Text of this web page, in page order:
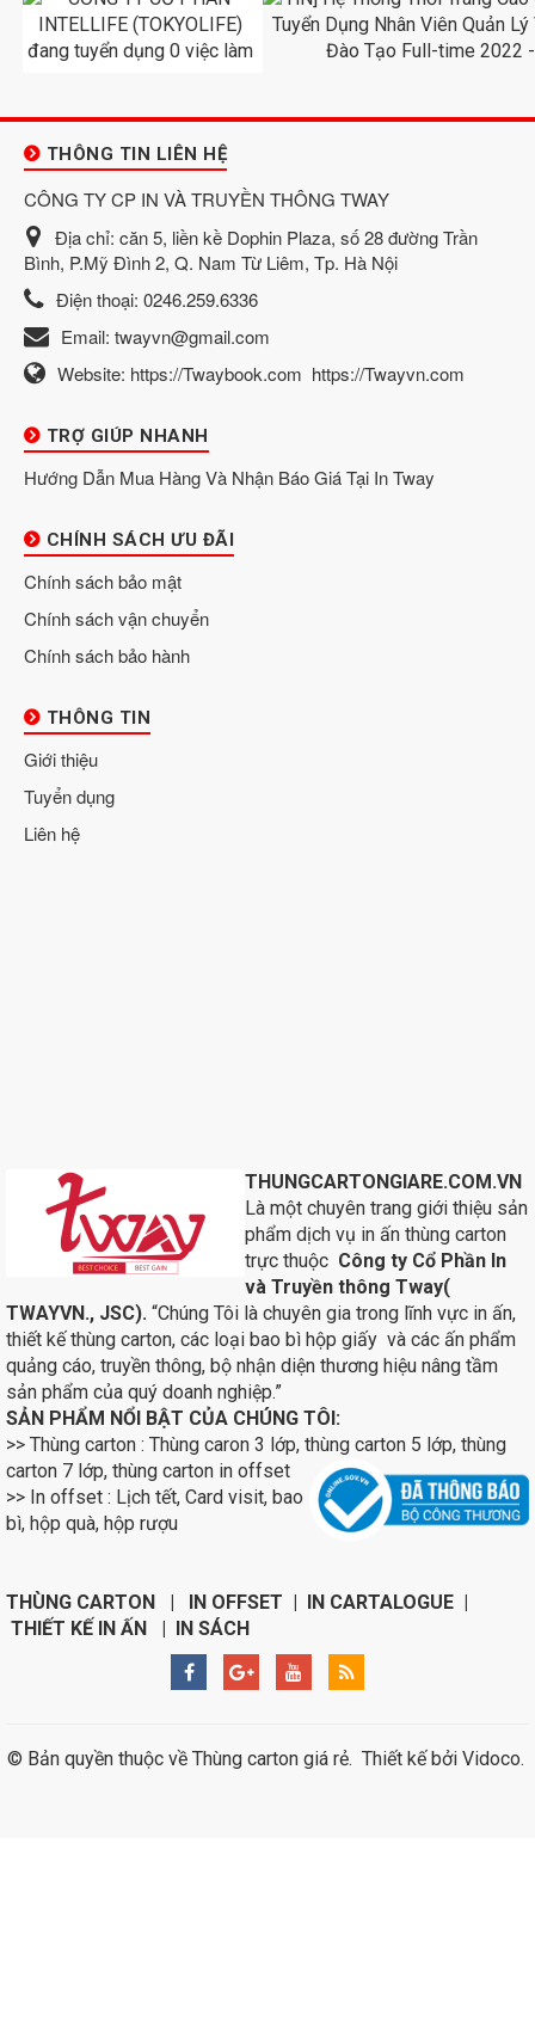
THÔNG TIN LIÊN HỆ
CÔNG TY CP IN VÀ TRUYỀN THÔNG TWAY
Địa chỉ: căn 5, liền kề Dophin Plaza, số 28 đường Trần
Bình, P.Mỹ Đình 2, Q. Nam Từ Liêm, Tp. Hà Nội
Điện thoại: 0246.259.6336
Email: twayvn@gmail.com
Website: https://Twaybook.com https://Twayvn.com
TRỢ GIÚP NHANH
Hướng Dẫn Mua Hàng Và Nhận Báo Giá Tại In Tway
CHÍNH SÁCH ƯU ĐÃI
Chính sách bảo mật
Chính sách vận chuyển
Chính sách bảo hành
THÔNG TIN
Giới thiệu
Tuyển dụng
Liên hệ
THUNGCARTONGIARE.COM.VN
Là một chuyên trang giới thiệu sản
phẩm dịch vụ in ấn thùng carton
trực thuộc Công ty Cổ Phần In
và Truyền thông Tway(
TWAYVN., JSC). “Chúng Tôi là chuyên gia trong lĩnh vực in ấn,
thiết kế thùng carton, các loại bao bì hộp giấy và các ấn phẩm
quảng cáo, truyền thông, bộ nhận diện thương hiệu nâng tầm
sản phẩm của quý doanh nghiệp.”
SẢN PHẨM NỔI BẬT CỦA CHÚNG TÔI:
>> Thùng carton : Thùng caron 3 lớp, thùng carton 5 lớp, thùng
carton 7 lớp, thùng carton in offset
>> In offset : Lịch tết, Card visit, bao
bì, hộp quà, hộp rượu
THÙNG CARTON | IN OFFSET | IN CARTALOGUE |
THIẾT KẾ IN ẤN | IN SÁCH
© Bản quyền thuộc về Thùng carton giá rẻ. Thiết kế bởi Vidoco.